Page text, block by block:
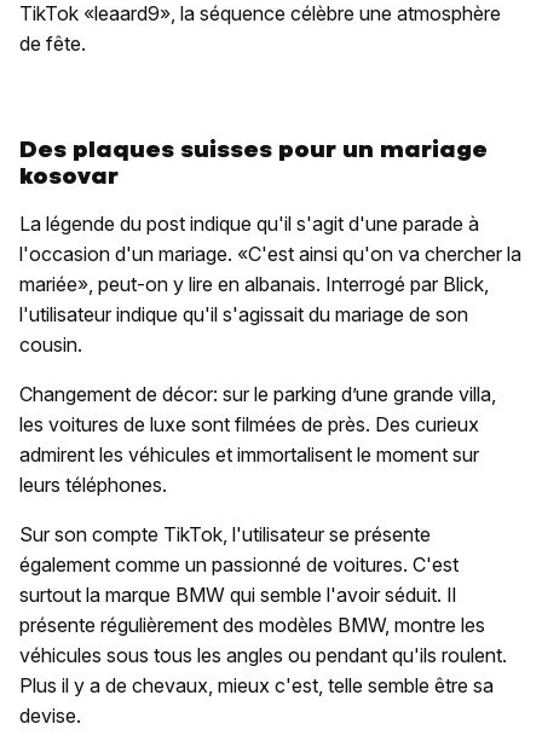
TikTok «leaard9», la séquence célèbre une atmosphère
de fête.
Des plaques suisses pour un mariage
kosovar
La légende du post indique qu'il s'agit d'une parade à
l'occasion d'un mariage. «C'est ainsi qu'on va chercher la
mariée», peut-on y lire en albanais. Interrogé par Blick,
l'utilisateur indique qu'il s'agissait du mariage de son
cousin.
Changement de décor: sur le parking d’une grande villa,
les voitures de luxe sont filmées de près. Des curieux
admirent les véhicules et immortalisent le moment sur
leurs téléphones.
Sur son compte TikTok, l'utilisateur se présente
également comme un passionné de voitures. C'est
surtout la marque BMW qui semble l'avoir séduit. Il
présente régulièrement des modèles BMW, montre les
véhicules sous tous les angles ou pendant qu'ils roulent.
Plus il y a de chevaux, mieux c'est, telle semble être sa
devise.